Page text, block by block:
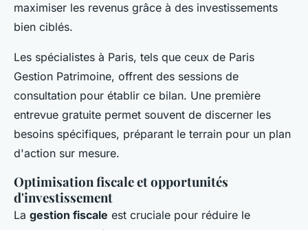
maximiser les revenus grâce à des investissements
bien ciblés.
Les spécialistes à Paris, tels que ceux de Paris
Gestion Patrimoine, offrent des sessions de
consultation pour établir ce bilan. Une première
entrevue gratuite permet souvent de discerner les
besoins spécifiques, préparant le terrain pour un plan
d'action sur mesure.
Optimisation fiscale et opportunités
d'investissement
La gestion fiscale est cruciale pour réduire le